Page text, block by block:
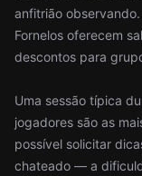
anfitrião
Fornelos oferecem
descontos para
Uma sessão típica
jogadores são as
possível solicitar
chateado — a